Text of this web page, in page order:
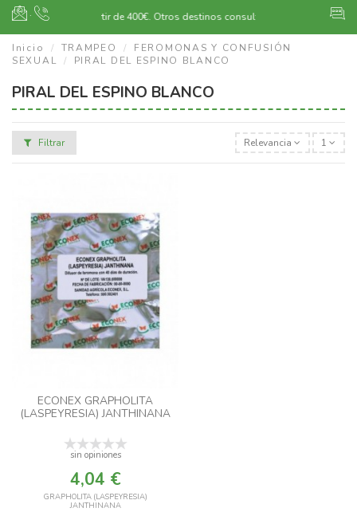
·
Envío gratuito a partir de 400€. Otros destinos consultar
Inicio TRAMPEO
FEROMONAS Y CONFUSIÓN
SEXUAL
PIRAL DEL ESPINO BLANCO
PIRAL DEL ESPINO BLANCO
Filtrar Relevancia 1
ECONEX GRAPHOLITA
(LASPEYRESIA) JANTHINANA
sin opiniones
4,04 €
GRAPHOLITA (LASPEYRESIA)
JANTHINANA